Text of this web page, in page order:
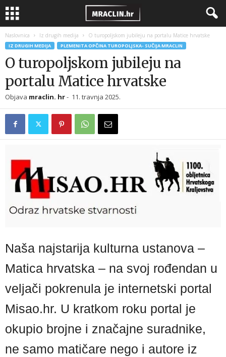
Naslovnica Iz drugih medija O turopoljskom jubileju na portalu Matice hrvatske
IZ DRUGIH MEDIJA PLEMENITA OPČINA TUROPOLJSKA- SUČIJA MRACLIN
O turopoljskom jubileju na
portalu Matice hrvatske
Objava mraclin. hr- 11. travnja 2025.
Naša najstarija kulturna ustanova –
Matica hrvatska – na svoj rođendan u
veljači pokrenula je internetski portal
Misao.hr. U kratkom roku portal je
okupio brojne i značajne suradnike,
ne samo matičare nego i autore iz